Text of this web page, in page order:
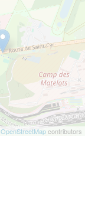
OpenStreetMapcontributors